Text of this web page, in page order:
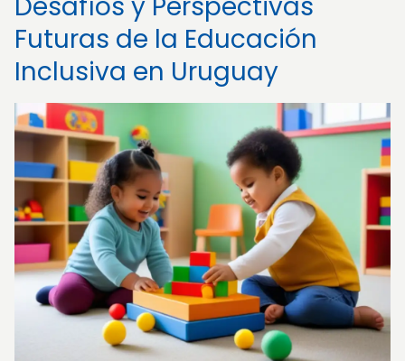
Futuras de la Educación
Inclusiva en Uruguay